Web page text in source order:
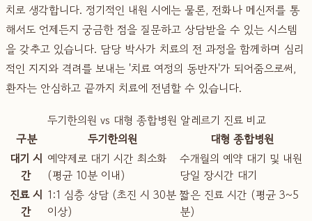
치로 생각합니다. 정기적인 내원 시에는 물론, 전화나 메신저를 통
해서도 언제든지 궁금한 점을 질문하고 상담받을 수 있는 시스템
을 갖추고 있습니다. 담당 박사가 치료의 전 과정을 함께하며 심리
적인 지지와 격려를 보내는 '치료 여정의 동반자'가 되어줌으로써,
환자는 안심하고 끝까지 치료에 전념할 수 있습니다.
두기한의원 vs 대형 종합병원 알레르기 진료 비교
구분
두기한의원
대형 종합병원
대기 시
간
예약제로 대기 시간 최소화
(평균 10분 이내)
수개월의 예약 대기 및 내원
당일 장시간 대기
진료 시
간
1:1 심층 상담 (초진 시 30분
이상)
짧은 진료 시간 (평균 3~5
분)